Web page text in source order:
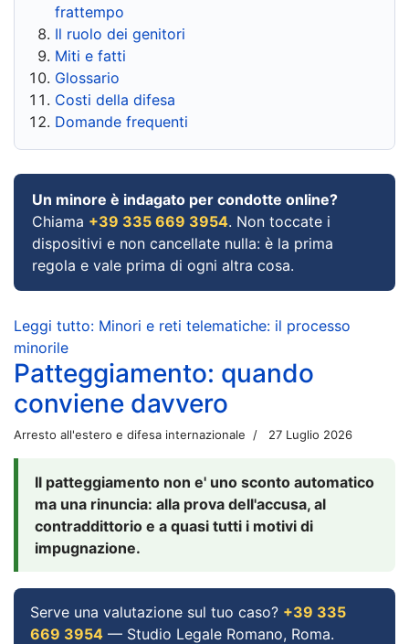
frattempo
Il ruolo dei genitori
Miti e fatti
Glossario
Costi della difesa
Domande frequenti
Un minore è indagato per condotte online?
Chiama +39 335 669 3954. Non toccate i
dispositivi e non cancellate nulla: è la prima
regola e vale prima di ogni altra cosa.
Leggi tutto: Minori e reti telematiche: il processo
minorile
Patteggiamento: quando
conviene davvero
Arresto all'estero e difesa internazionale 27 Luglio 2026
Il patteggiamento non e' uno sconto automatico
ma una rinuncia: alla prova dell'accusa, al
contraddittorio e a quasi tutti i motivi di
impugnazione.
Serve una valutazione sul tuo caso? +39 335
669 3954 — Studio Legale Romano, Roma.